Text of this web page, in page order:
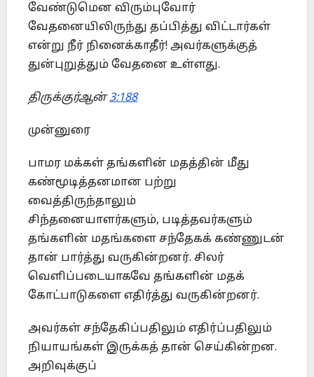
வேண்டுமென விரும்புவோர்
வேதனையிலிருந்து தப்பித்து விட்டார்கள்
என்று நீர் நினைக்காதீர்! அவர்களுக்குத்
துன்புறுத்தும் வேதனை உள்ளது.
திருக்குர்ஆன் 3:188
முன்னுரை
பாமர மக்கள் தங்களின் மதத்தின் மீது
கண்மூடித்தனமான பற்று
வைத்திருந்தாலும்
சிந்தனையாளர்களும், படித்தவர்களும்
தங்களின் மதங்களை சந்தேகக் கண்ணுடன்
தான் பார்த்து வருகின்றனர். சிலர்
வெளிப்படையாகவே தங்களின் மதக்
கோட்பாடுகளை எதிர்த்து வருகின்றனர்.
அவர்கள் சந்தேகிப்பதிலும் எதிர்ப்பதிலும்
நியாயங்கள் இருக்கத் தான் செய்கின்றன.
அறிவுக்குப்